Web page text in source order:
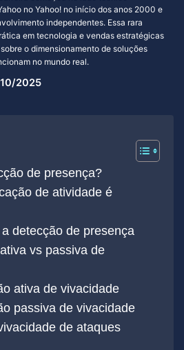
2025
no Yahoo! no início dos anos 2000 e
independentes. Essa rara
em tecnologia e vendas estratégicas
o dimensionamento de soluções
no mundo real.
de presença?
de atividade é
detecção de presença
vs passiva de
ativa de vivacidade
passiva de vivacidade
de ataques